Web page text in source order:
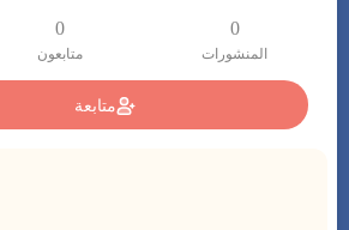
0
المنشورات
0
متابعون
متابعة